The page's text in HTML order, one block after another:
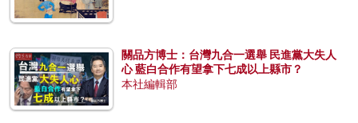
關品方博士：台灣九合一選舉 民進黨大失人
心 藍白合作有望拿下七成以上縣市？
本社編輯部